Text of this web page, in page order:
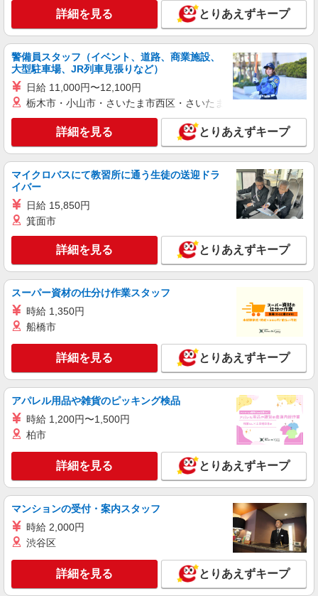
職員募集＊.・：゜
時給1500円〜2125円 ＜日払い有/週払い有/交
通費全支給(ガソリン代含む)＞
鈴鹿市
キープ 詳細を見る
株式会社kotrio /●NG-H-2029400
夕方までのデイサービス☆車の運転できる方優
遇【鈴鹿市駅】
時給1500円〜2125円 ＜日払い有/週払い有/交
キープ 詳細を見る
派遣社員
株式会社kotrio /●NG-H-1992483
[ 高収入 ]鈴鹿市駅近く【日収1.2万円】生活支
時給1500円〜2125円 ＜日払い有/週払い有/交
通費全支給(ガソリン代含む)＞
鈴鹿市
キープ 詳細を見る
パート
太陽の家
介護職員（フルタイム）
［時給］1,087円～＋処遇手当
三重県鈴鹿市西條町４９５番地の１
キープ 詳細を見る
派遣社員
株式会社ニッソーネット名古屋支社
老健の介護士（資格必須）
詳細を見る とりあえずキープ
警備員スタッフ（イベント、道路、商業施設、
大型駐車場、JR列車見張りなど）
日給 11,000円〜12,100円
栃木市・小山市・さいたま市西区・さいたま市岩槻区・久喜市・
詳細を見る とりあえずキープ
マイクロバスにて教習所に通う生徒の送迎ドラ
イバー
日給 15,850円
箕面市
詳細を見る とりあえずキープ
スーパー資材の仕分け作業スタッフ
時給 1,350円
船橋市
詳細を見る とりあえずキープ
アパレル用品や雑貨のピッキング検品
時給 1,200円〜1,500円
柏市
詳細を見る とりあえずキープ
マンションの受付・案内スタッフ
時給 2,000円
渋谷区
詳細を見る とりあえずキープ